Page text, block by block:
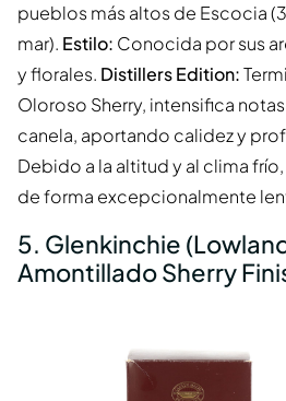
pueblos más altos de Escocia
mar). Estilo: Conocida por sus
y florales. Distillers Edition:
Oloroso Sherry, intensifica
canela, aportando calidez y
Debido a la altitud y al clima
de forma excepcionalmente
5. Glenkinchie
Amontillado Sherry